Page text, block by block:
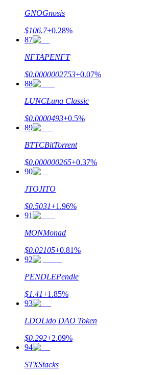
GNOGnosis
$106.7+0.28%
87
NFTAPENFT
$0.0000002753+0.07%
88
LUNCLuna Classic
$0.0000493+0.5%
89
BTTCBitTorrent
$0.000000265+0.37%
90
JTOJITO
$0.5031+1.96%
91
MONMonad
$0.02105+0.81%
92
PENDLEPendle
$1.41+1.85%
93
LDOLido DAO Token
$0.292+2.09%
94
STXStacks